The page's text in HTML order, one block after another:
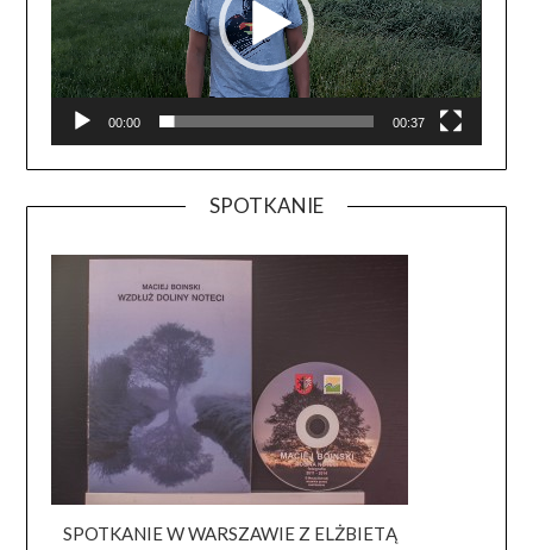
00:00 00:37
SPOTKANIE
SPOTKANIE W WARSZAWIE Z ELŻBIETĄ